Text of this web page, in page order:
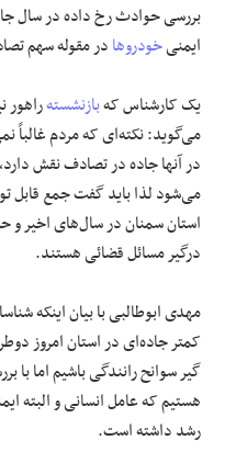
بررسی حوادث رخ داده در سال
ایمنیخودروهادر مقوله سهم
یک کارشناس کهبازنشستهراهور
می‌گوید: نکته‌ای که مردم غالباً
در آنها جاده در تصادف نقش
می‌شود لذا باید گفت جمع قابل
استان سمنان در سال‌های اخیر و
درگیر مسائل قضائی هستند.
مهدی ابوطالبی با بیان اینکه
کمتر جاده‌ای در استان امروز
گیر سوانح رانندگی باشیم اما
هستیم که عامل انسانی و البته
رشد داشته است.